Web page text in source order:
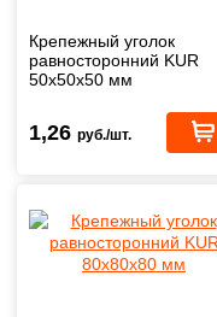
Крепежный уголок
равносторонний KUR
50х50х50 мм
1,26 руб./шт.